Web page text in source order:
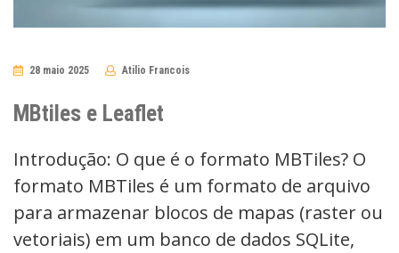
28 maio 2025 Atilio Francois
MBtiles e Leaflet
Introdução: O que é o formato MBTiles? O
formato MBTiles é um formato de arquivo
para armazenar blocos de mapas (raster ou
vetoriais) em um banco de dados SQLite,